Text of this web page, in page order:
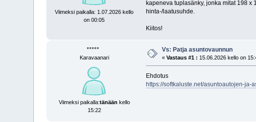
Viimeksi paikalla: 1.07.2026 kello
on 00:05
kapeneva tuplasänky, jonka mitat 198
hinta-/laatusuhde.
Kiitos!
*****
Karavaanari
Viimeksi paikalla:tänään kello
15:22
Vs: Patja asuntovaunnun
«Vastaus #1 : 15.06.2026 kello on
Ehdotus
https://softkaluste.net/asuntoautojen-ja-